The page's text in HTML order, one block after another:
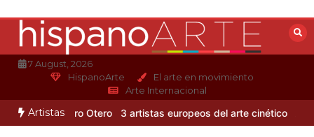
contenido
7 August, 2026
HispanoArte
El arte en movimiento
Arte Internacional
Artistas
de Alejandro Otero 3 artistas europeos del arte cinético Albert